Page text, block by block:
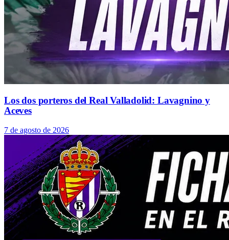
Los dos porteros del Real Valladolid: Lavagnino y
Aceves
7 de agosto de 2026